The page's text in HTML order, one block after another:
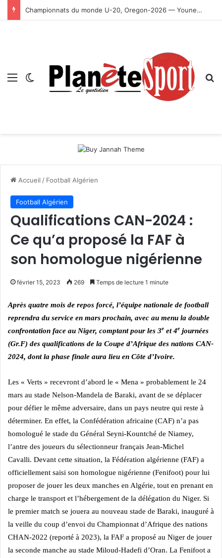
Championnats du monde U-20, Oregon-2026 — Younes Ayachi décroche la médaille d’or
Menu Switch skin
Accueil / Football Algérien
Football Algérien
Qualifications CAN-2024 :
Ce qu’a proposé la FAF à
son homologue nigérienne
février 15, 2023 269 Temps de lecture 1 minute
Après quatre mois de repos forcé, l’équipe nationale de football
reprendra du service en mars prochain, avec au menu la double
confrontation face au Niger, comptant pour les 3e et 4e journées
(Gr.F) des qualifications de la Coupe d’Afrique des nations CAN-
2024, dont la phase finale aura lieu en Côte d’Ivoire.
Les « Verts » recevront d’abord le « Mena » probablement le 24
mars au stade Nelson-Mandela de Baraki, avant de se déplacer
pour défier le même adversaire, dans un pays neutre qui reste à
déterminer. En effet, la Confédération africaine (CAF) n’a pas
homologué le stade du Général Seyni-Kountché de Niamey,
l’antre des joueurs du sélectionneur français Jean-Michel
Cavalli. Devant cette situation, la Fédération algérienne (FAF) a
officiellement saisi son homologue nigérienne (Fenifoot) pour lui
proposer de jouer les deux manches en Algérie, tout en prenant en
charge le transport et l’hébergement de la délégation du Niger. Si
le premier match se jouera au nouveau stade de Baraki, inauguré à
la veille du coup d’envoi du Championnat d’Afrique des nations
CHAN-2022 (reporté à 2023), la FAF a proposé au Niger de jouer
la seconde manche au stade Miloud-Hadefi d’Oran. La Fenifoot a